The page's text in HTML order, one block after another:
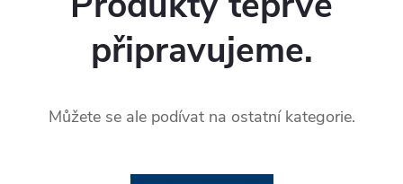
připravujeme.
Můžete se ale podívat na ostatní kategorie.